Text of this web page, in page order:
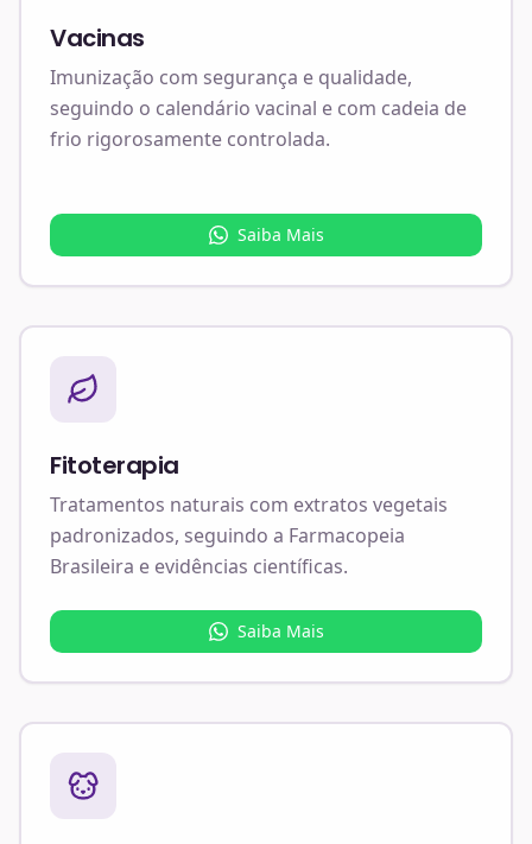
Vacinas
Imunização com segurança e qualidade,
seguindo o calendário vacinal e com cadeia de
frio rigorosamente controlada.
Saiba Mais
Fitoterapia
Tratamentos naturais com extratos vegetais
padronizados, seguindo a Farmacopeia
Brasileira e evidências científicas.
Saiba Mais